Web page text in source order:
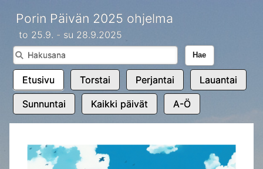
Porin Päivän 2025 ohjelma
to 25.9. - su 28.9.2025
Hae
Etusivu Torstai Perjantai Lauantai
Sunnuntai Kaikki päivät A-Ö